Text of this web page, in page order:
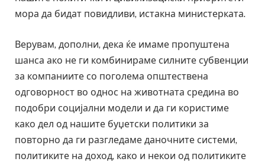
мора да бидат повидливи, истакна министерката.
Верувам, дополни, дека ќе имаме пропуштена
шанса ако не ги комбинираме силните субвенции
за компаниите со поголема општествена
одговорност во однос на животната средина во
подобри социјални модели и да ги користиме
како дел од нашите буџетски политики за
повторно да ги разгледаме даночните системи,
политиките на доход, како и некои од политиките